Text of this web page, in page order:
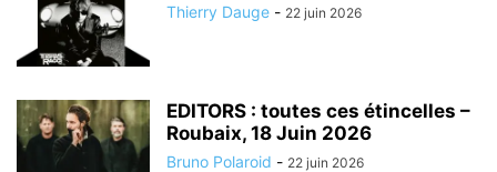
Thierry Dauge - 22 juin 2026
EDITORS : toutes ces étincelles –
Roubaix, 18 Juin 2026
Bruno Polaroid - 22 juin 2026